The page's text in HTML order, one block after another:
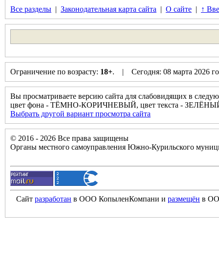
Все разделы | Законодательная карта сайта | О сайте | ↑
Ограничение по возрасту: 18+. | Сегодня: 08 марта 2026
Вы просматриваете версию сайта для слабовидящих в
цвет фона - ТЁМНО-КОРИЧНЕВЫЙ, цвет текста -
Выбрать другой вариант просмотра сайта
© 2016 - 2026 Все права защищены
Органы местного самоуправления Южно-Курильского
Сайт разработан в ООО КопыленКомпани и размещён в